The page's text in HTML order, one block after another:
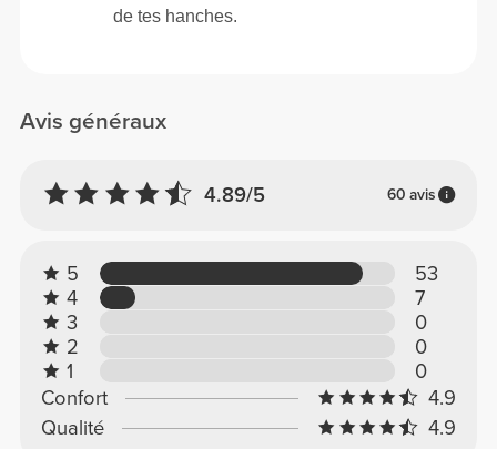
Avis généraux
4.89/5 60 avis
5
53
4
7
3
0
2
0
1
0
Confort
4.9
Qualité
4.9
de tes hanches.